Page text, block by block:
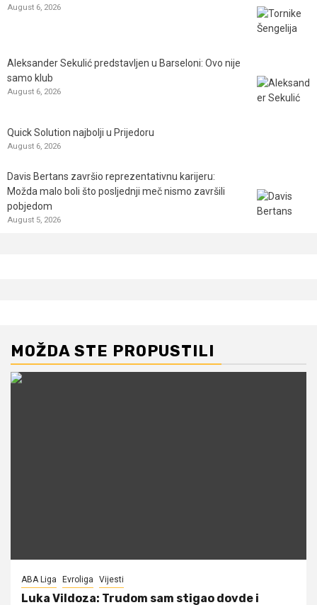
August 6, 2026
Aleksander Sekulić predstavljen u Barseloni: Ovo nije
samo klub
August 6, 2026
Quick Solution najbolji u Prijedoru
August 6, 2026
Davis Bertans završio reprezentativnu karijeru:
Možda malo boli što posljednji meč nismo završili
pobjedom
August 5, 2026
MOŽDA STE PROPUSTILI
ABA Liga Evroliga Vijesti
Luka Vildoza: Trudom sam stigao dovde i